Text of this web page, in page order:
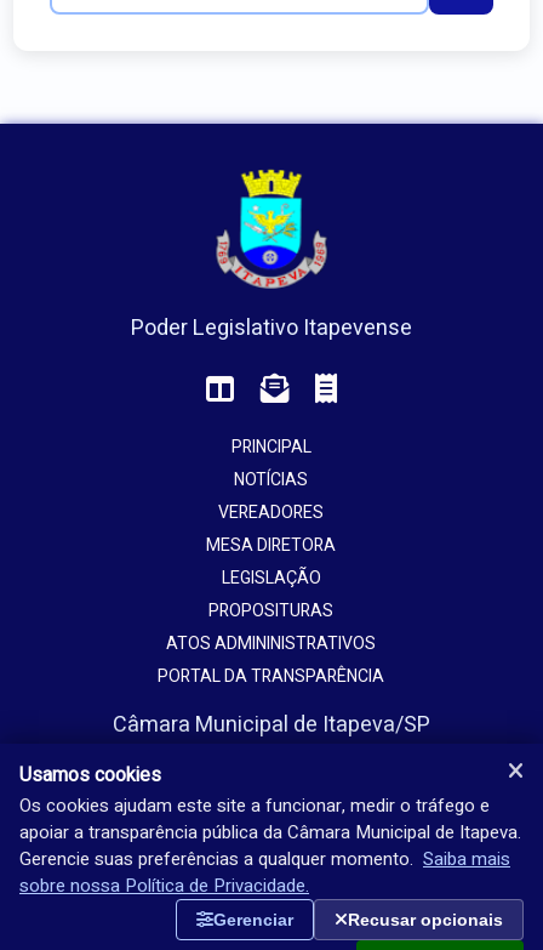
Poder Legislativo Itapevense
PRINCIPAL
NOTÍCIAS
VEREADORES
MESA DIRETORA
LEGISLAÇÃO
PROPOSITURAS
ATOS ADMININISTRATIVOS
PORTAL DA TRANSPARÊNCIA
Câmara Municipal de Itapeva/SP
Jardim Europa - Itapeva - SP - Brasil
(15) 3524-9200
Seg-sex: 08h-18h
Usamos cookies
Os cookies ajudam este site a funcionar, medir o tráfego e
apoiar a transparência pública da Câmara Municipal de Itapeva.
Gerencie suas preferências a qualquer momento. Saiba mais
sobre nossa Política de Privacidade.
Gerenciar Recusar opcionais